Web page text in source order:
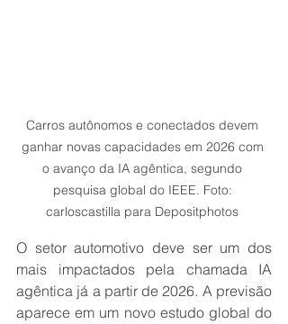
Carros autônomos e conectados devem
ganhar novas capacidades em 2026 com
o avanço da IA agêntica, segundo
pesquisa global do IEEE. Foto:
carloscastilla para Depositphotos
O setor automotivo deve ser um dos
mais impactados pela chamada IA
agêntica já a partir de 2026. A previsão
aparece em um novo estudo global do